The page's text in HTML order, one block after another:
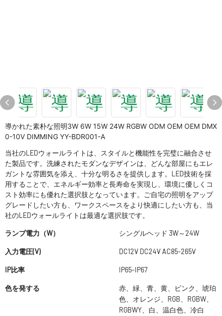
導かれた素朴な照明3W 6W 15W 24W RGBW ODM OEM OEM DMX
0-10V DIMMING YY-BDR001-A
当社のLEDウォールライトは、スタイルと機能性を完璧に融合させ
た製品です。洗練されたモダンなデザインは、どんな部屋にもエレ
ガントな雰囲気を添え、十分な明るさ​​を提供します。LED技術を採
用することで、エネルギー効率と長寿命を実現し、環境に優しくコ
スト効率にも優れた選択肢となっています。ご自宅の照明をアップ
グレードしたい方も、ワークスペースをより快適にしたい方も、当
社のLEDウォールライトは最適な選択肢です。
ランプ電力（W） シングルヘッド 3W～24W
入力電圧(V) DC12V DC24V AC85-265V
IP比率 IP65-IP67
色を発する
赤、緑、青、黄、ピンク、琥珀
色、オレンジ、RGB、RGBW、
RGBWY、白、温白色、冷白